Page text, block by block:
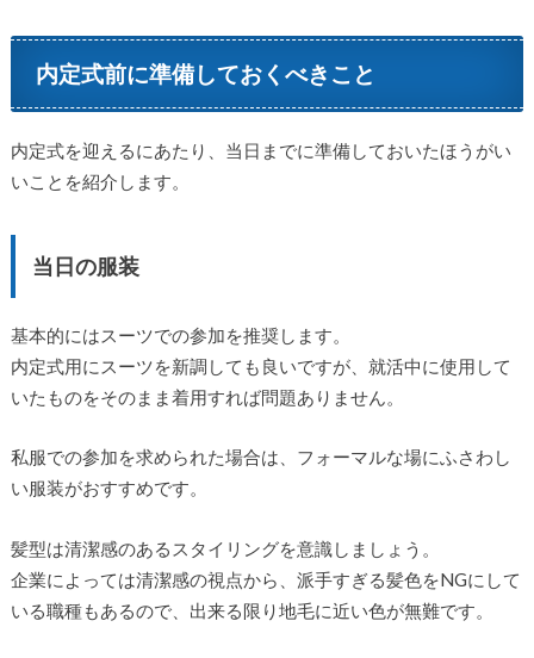
内定式前に準備しておくべきこと
内定式を迎えるにあたり、当日までに準備しておいたほうがい
いことを紹介します。
当日の服装
基本的にはスーツでの参加を推奨します。
内定式用にスーツを新調しても良いですが、就活中に使用して
いたものをそのまま着用すれば問題ありません。
私服での参加を求められた場合は、フォーマルな場にふさわし
い服装がおすすめです。
髪型は清潔感のあるスタイリングを意識しましょう。
企業によっては清潔感の視点から、派手すぎる髪色をNGにして
いる職種もあるので、出来る限り地毛に近い色が無難です。